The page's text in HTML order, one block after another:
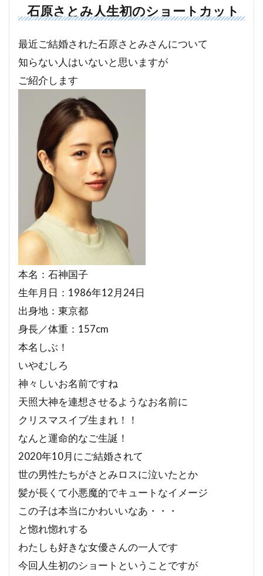
石原さとみ人生初のショートカット
最近ご結婚された石原さとみさんについて
知らない人はいないと思いますが
ご紹介します
本名：石神国子
生年月日：1986年12月24日
出身地：東京都
身長／体重：157cm
本名しぶ！
いやむしろ
神々しいお名前ですね
天照大神を連想させるようなお名前に
クリスマスイブ生まれ！！
なんと運命的なご生誕！
2020年10月にご結婚されて
世の男性たちがさとみロスに泣いたとか
髪が長くて小悪魔的でキュートなイメージ
この子は本当にかわいいなあ・・・
と惚れ惚れする
わたしも好きな女優さんの一人です
今回人生初のショートということですが